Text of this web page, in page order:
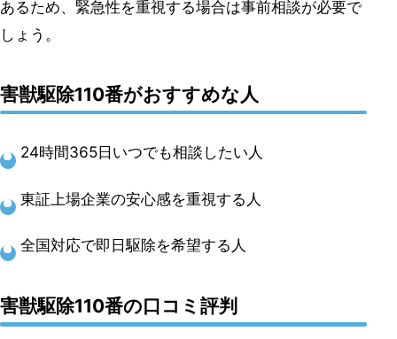
あるため、緊急性を重視する場合は事前相談が必要で
しょう。
害獣駆除110番がおすすめな人
24時間365日いつでも相談したい人
東証上場企業の安心感を重視する人
全国対応で即日駆除を希望する人
害獣駆除110番の口コミ評判